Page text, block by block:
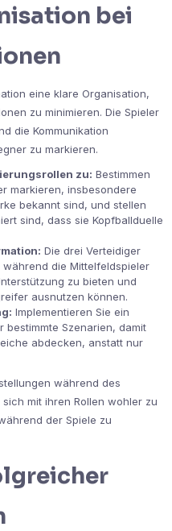
bei
eine klare Organisation,
zu minimieren. Die Spieler
die Kommunikation
zu markieren.
zu: Bestimmen
markieren, insbesondere
bekannt sind, und stellen
sind, dass sie Kopfballduelle
Die drei Verteidiger
die Mittelfeldspieler
zu bieten und
ausnutzen können.
Implementieren Sie ein
bestimmte Szenarien, damit
abdecken, anstatt nur
während des
mit ihren Rollen wohler zu
der Spiele zu